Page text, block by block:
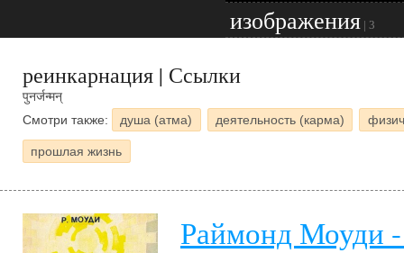
изображения | 3
реинкарнация | Ссылки
पुनर्जन्मन्
Смотри также:
душа (атма) деятельность (карма)
прошлая жизнь
Раймонд Моуди